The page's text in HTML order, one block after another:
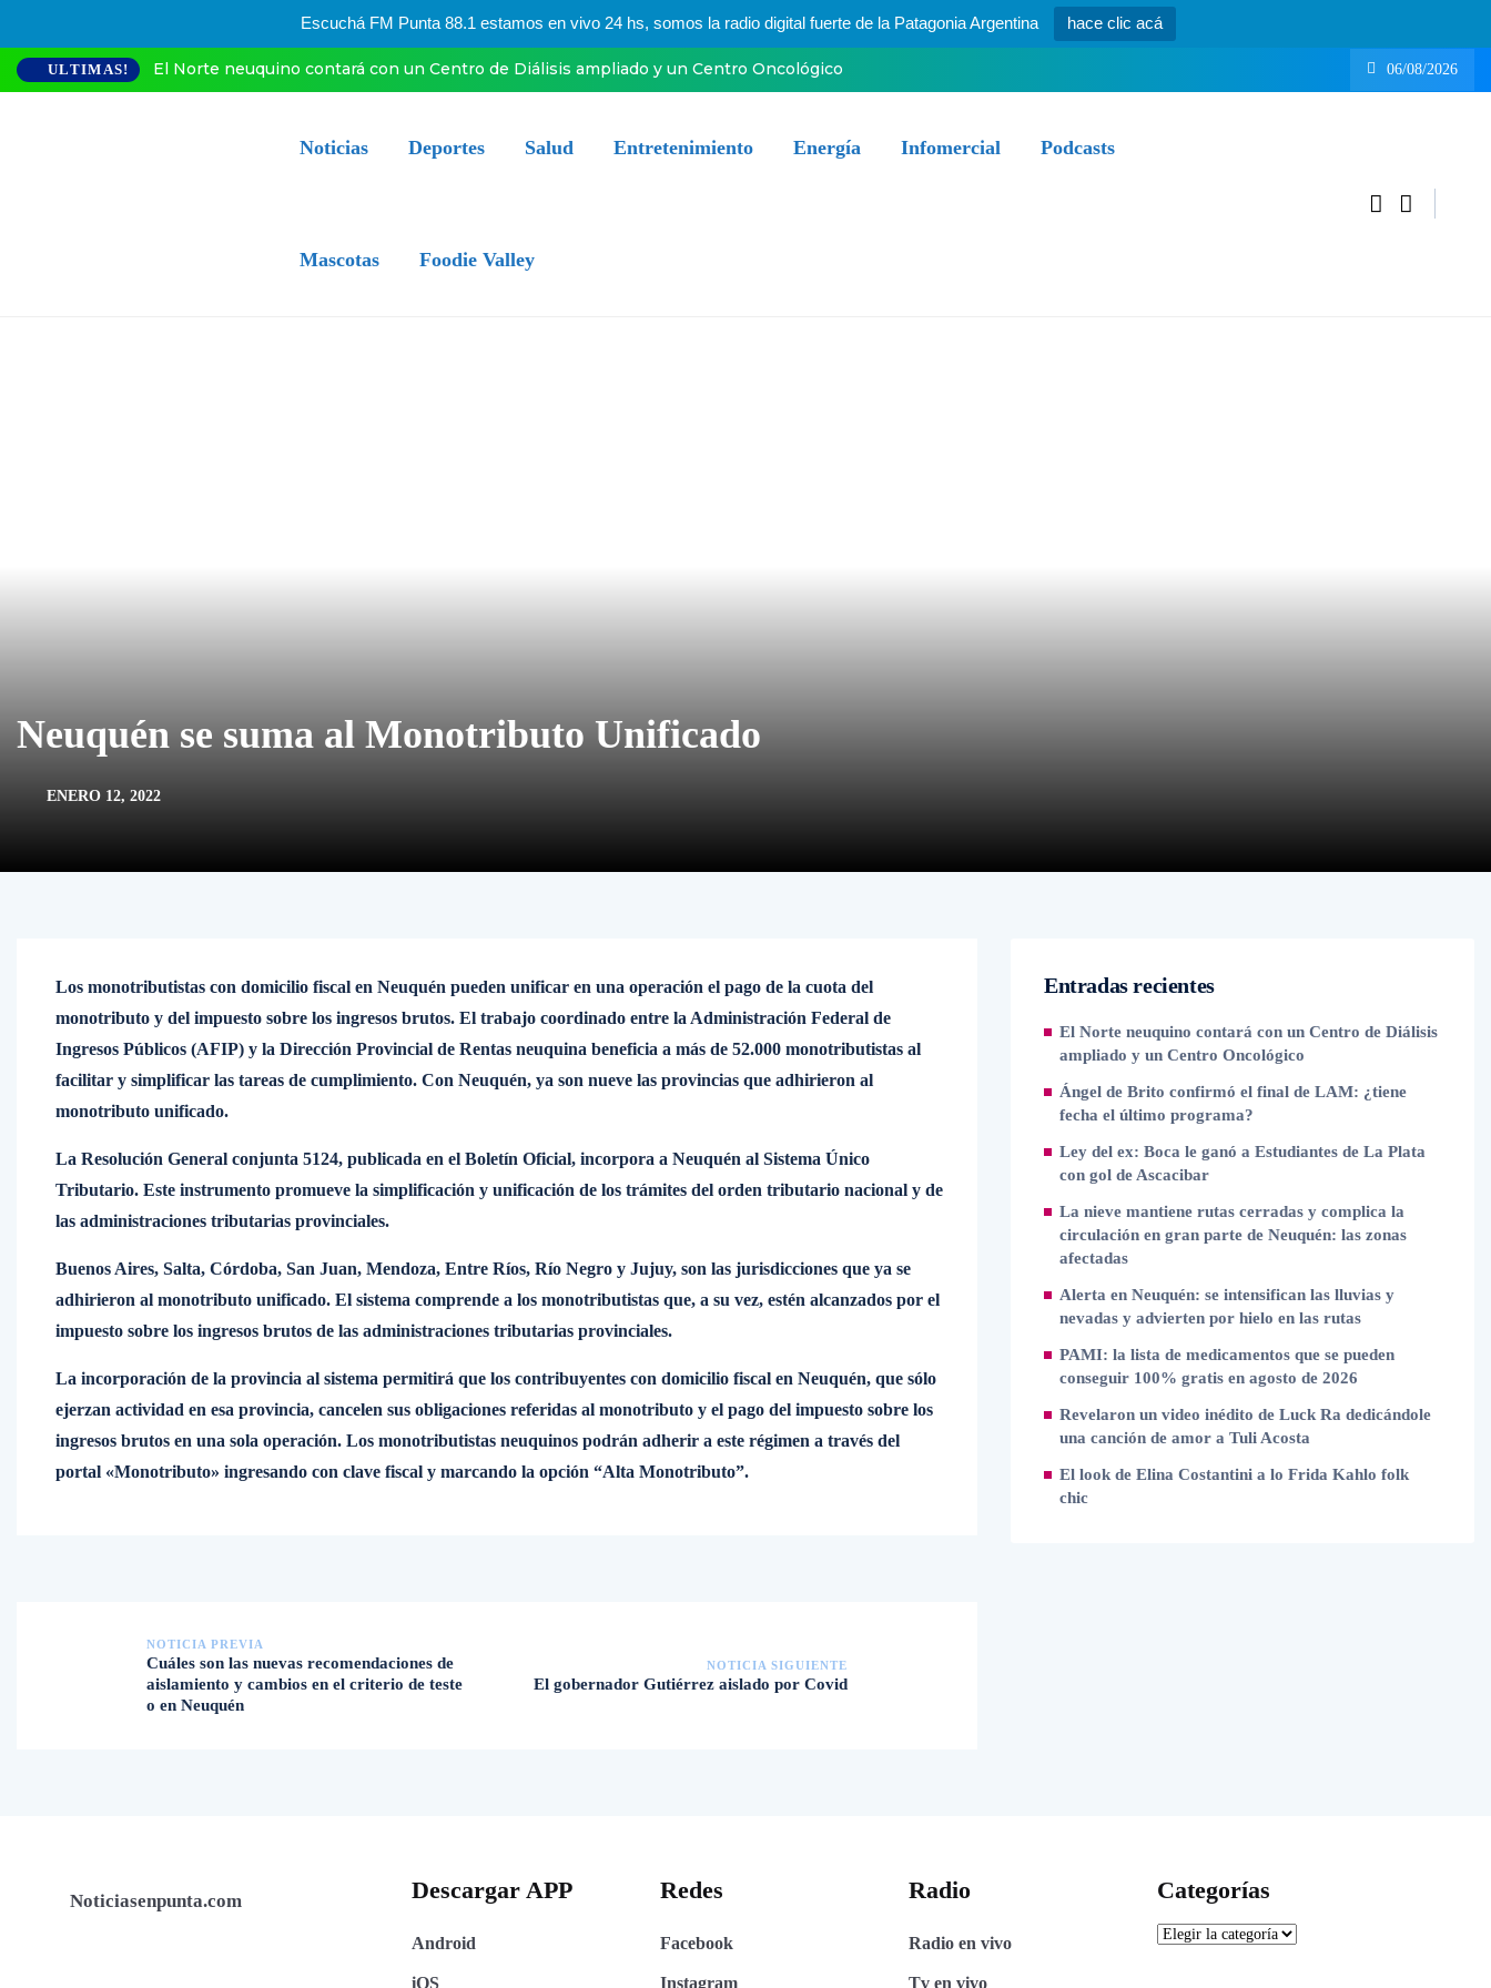
Escuchá FM Punta 88.1 estamos en vivo 24 hs, somos la radio digital fuerte de la Patagonia Argentina hace clic acá
ULTIMAS! El Norte neuquino contará con un Centro de Diálisis ampliado y un Centro Oncológico 06/08/2026
Noticias Deportes Salud Entretenimiento Energía Infomercial Podcasts
Mascotas Foodie Valley
Neuquén se suma al Monotributo Unificado
ENERO 12, 2022
Los monotributistas con domicilio fiscal en Neuquén pueden unificar en una operación el pago de la cuota del
monotributo y del impuesto sobre los ingresos brutos. El trabajo coordinado entre la Administración Federal de
Ingresos Públicos (AFIP) y la Dirección Provincial de Rentas neuquina beneficia a más de 52.000 monotributistas al
facilitar y simplificar las tareas de cumplimiento. Con Neuquén, ya son nueve las provincias que adhirieron al
monotributo unificado.
La Resolución General conjunta 5124, publicada en el Boletín Oficial, incorpora a Neuquén al Sistema Único
Tributario. Este instrumento promueve la simplificación y unificación de los trámites del orden tributario nacional y de
las administraciones tributarias provinciales.
Buenos Aires, Salta, Córdoba, San Juan, Mendoza, Entre Ríos, Río Negro y Jujuy, son las jurisdicciones que ya se
adhirieron al monotributo unificado. El sistema comprende a los monotributistas que, a su vez, estén alcanzados por el
impuesto sobre los ingresos brutos de las administraciones tributarias provinciales.
La incorporación de la provincia al sistema permitirá que los contribuyentes con domicilio fiscal en Neuquén, que sólo
ejerzan actividad en esa provincia, cancelen sus obligaciones referidas al monotributo y el pago del impuesto sobre los
ingresos brutos en una sola operación. Los monotributistas neuquinos podrán adherir a este régimen a través del
portal «Monotributo» ingresando con clave fiscal y marcando la opción “Alta Monotributo”.
NOTICIA PREVIA
Cuáles son las nuevas recomendaciones de
aislamiento y cambios en el criterio de teste
o en Neuquén
NOTICIA SIGUIENTE
El gobernador Gutiérrez aislado por Covid
Entradas recientes
El Norte neuquino contará con un Centro de Diálisis
ampliado y un Centro Oncológico
Ángel de Brito confirmó el final de LAM: ¿tiene
fecha el último programa?
Ley del ex: Boca le ganó a Estudiantes de La Plata
con gol de Ascacibar
La nieve mantiene rutas cerradas y complica la
circulación en gran parte de Neuquén: las zonas
afectadas
Alerta en Neuquén: se intensifican las lluvias y
nevadas y advierten por hielo en las rutas
PAMI: la lista de medicamentos que se pueden
conseguir 100% gratis en agosto de 2026
Revelaron un video inédito de Luck Ra dedicándole
una canción de amor a Tuli Acosta
El look de Elina Costantini a lo Frida Kahlo folk
chic
Noticiasenpunta.com Descargar APP
Android
iOS
Redes
Facebook
Instagram
Radio
Radio en vivo
Tv en vivo
Categorías